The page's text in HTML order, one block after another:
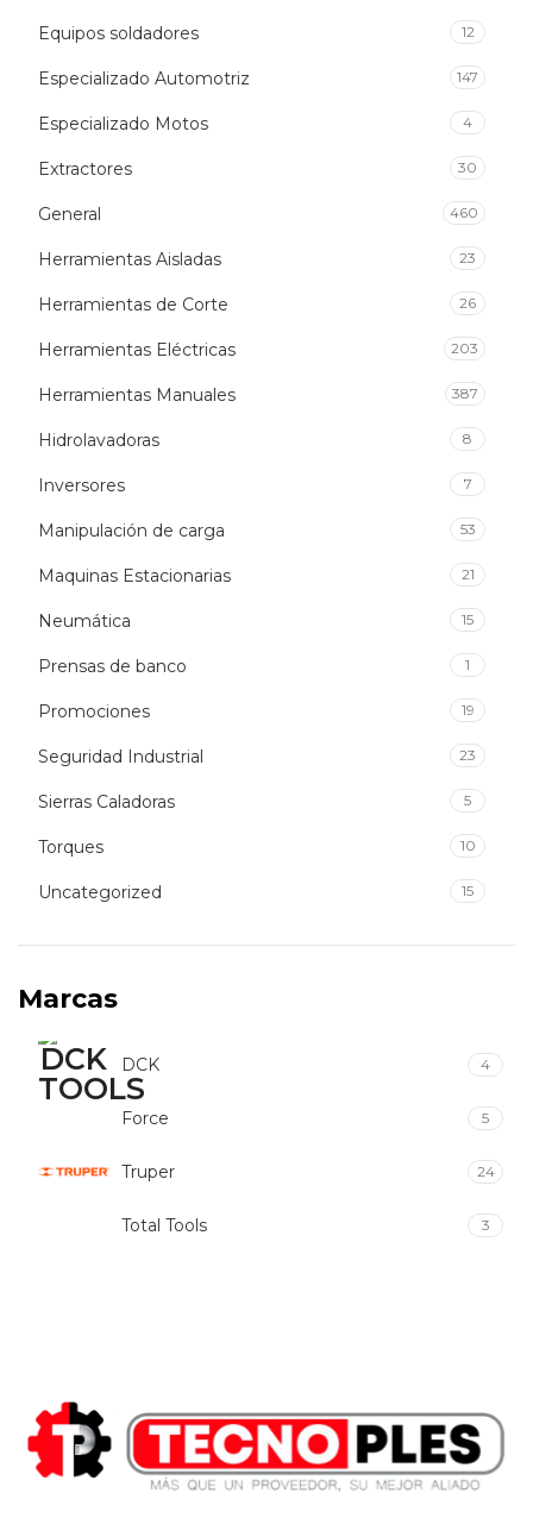
Equipos soldadores 12
Especializado Automotriz 147
Especializado Motos 4
Extractores 30
General 460
Herramientas Aisladas 23
Herramientas de Corte 26
Herramientas Eléctricas 203
Herramientas Manuales 387
Hidrolavadoras 8
Inversores 7
Manipulación de carga 53
Maquinas Estacionarias 21
Neumática 15
Prensas de banco 1
Promociones 19
Seguridad Industrial 23
Sierras Caladoras 5
Torques 10
Uncategorized 15
Marcas
DCK 4
Force 5
Truper 24
Total Tools 3